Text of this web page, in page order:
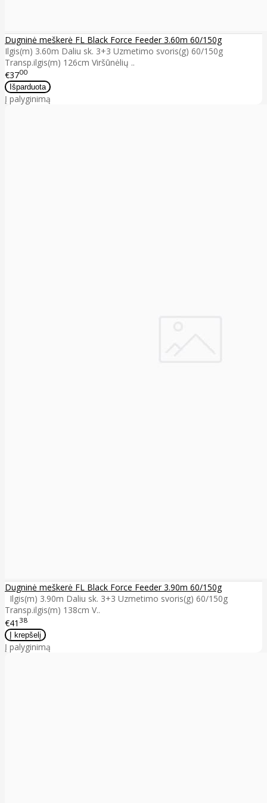
Dugninė meškerė FL Black Force Feeder 3.60m 60/150g
Ilgis(m) 3.60m Daliu sk. 3+3 Uzmetimo svoris(g) 60/150g
Transp.ilgis(m) 126cm Viršūnėlių ..
€3700
Į palyginimą
Dugninė meškerė FL Black Force Feeder 3.90m 60/150g
Ilgis(m) 3.90m Daliu sk. 3+3 Uzmetimo svoris(g) 60/150g
Transp.ilgis(m) 138cm V..
€41 38
Į palyginimą